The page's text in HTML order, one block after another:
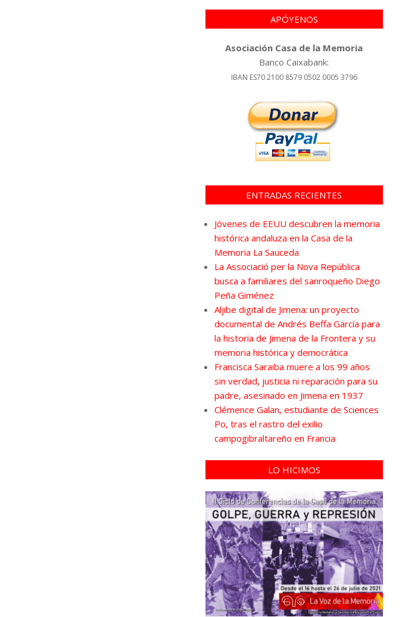
APÓYENOS
Asociación Casa de la Memoria
Banco Caixabank:
IBAN ES70 2100 8579 0502 0005 3796
ENTRADAS RECIENTES
Jóvenes de EEUU descubren la memoria
histórica andaluza en la Casa de la
Memoria La Sauceda
La Associació per la Nova República
busca a familiares del sanroqueño Diego
Peña Giménez
Aljibe digital de Jimena: un proyecto
documental de Andrés Beffa García para
la historia de Jimena de la Frontera y su
memoria histórica y democrática
Francisca Saraiba muere a los 99 años
sin verdad, justicia ni reparación para su
padre, asesinado en Jimena en 1937
Clémence Galan, estudiante de Sciences
Po, tras el rastro del exilio
campogibraltareño en Francia
LO HICIMOS